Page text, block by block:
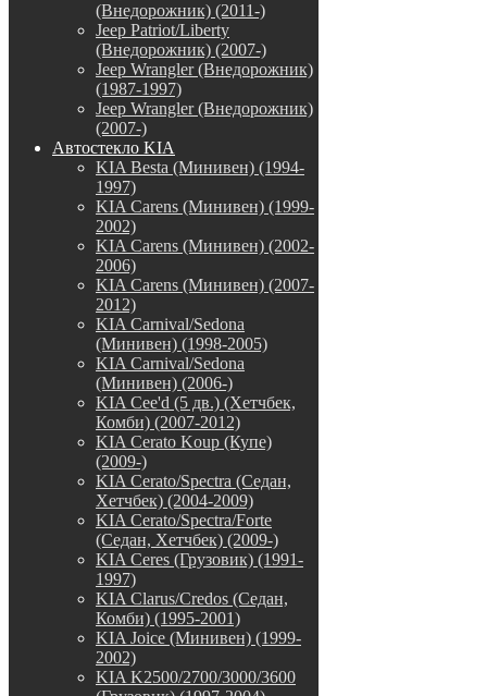
(Внедорожник) (2011-)
Jeep Patriot/Liberty
(Внедорожник) (2007-)
Jeep Wrangler (Внедорожник)
(1987-1997)
Jeep Wrangler (Внедорожник)
(2007-)
Автостекло KIA
KIA Besta (Минивен) (1994-
1997)
KIA Carens (Минивен) (1999-
2002)
KIA Carens (Минивен) (2002-
2006)
KIA Carens (Минивен) (2007-
2012)
KIA Carnival/Sedona
(Минивен) (1998-2005)
KIA Carnival/Sedona
(Минивен) (2006-)
KIA Cee'd (5 дв.) (Хетчбек,
Комби) (2007-2012)
KIA Cerato Koup (Купе)
(2009-)
KIA Cerato/Spectra (Седан,
Хетчбек) (2004-2009)
KIA Cerato/Spectra/Forte
(Седан, Хетчбек) (2009-)
KIA Ceres (Грузовик) (1991-
1997)
KIA Clarus/Credos (Седан,
Комби) (1995-2001)
KIA Joice (Минивен) (1999-
2002)
KIA K2500/2700/3000/3600